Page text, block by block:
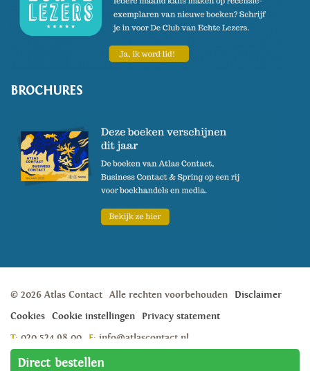
Direct bestellen
BROCHURES
© 2026 Atlas Contact Alle rechten voorbehouden
Disclaimer
Cookies
Cookie instellingen
Privacy statement
T: 020 524 98 00 E: info@atlascontact.nl
Weesperstraat 105A, 1018 VN, Amsterdam